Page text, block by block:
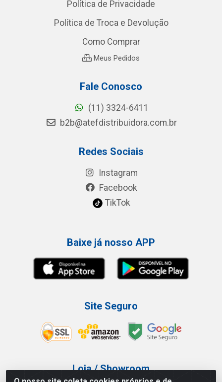
Política de Privacidade
Política de Troca e Devolução
Como Comprar
Meus Pedidos
Fale Conosco
(11) 3324-6411
b2b@atefdistribuidora.com.br
Redes Sociais
Instagram
Facebook
TikTok
Baixe já nosso APP
Site Seguro
Loja / Showroom